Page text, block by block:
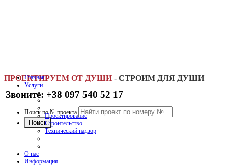
ПРОЕКТИРУЕМ ОТ ДУШИ - СТРОИМ ДЛЯ ДУШИ
Звоните: +38 097 540 52 17
Поиск по № проекта
Главная
Услуги
Проектирование
Строительство
Технический надзор
О нас
Информация